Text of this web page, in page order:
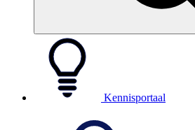
Kennisportaal